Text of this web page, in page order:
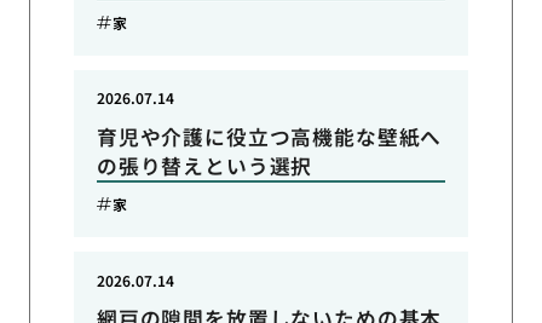
家
育児や介護に役立つ高機能な壁紙へ
の張り替えという選択
2026.07.14
家
2026.07.14